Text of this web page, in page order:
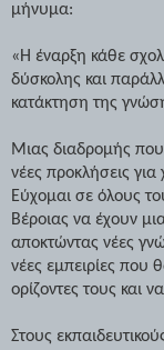
μήνυμα:
«Η έναρξη κάθε
δύσκολης και
κατάκτηση της
Μιας διαδρομής που
νέες προκλήσεις για
Εύχομαι σε όλους
Βέροιας να έχουν
αποκτώντας νέες
νέες εμπειρίες που
ορίζοντες τους και
Στους